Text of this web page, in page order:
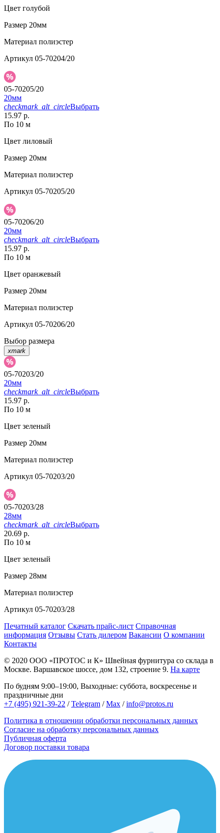
Цвет голубой
Размер 20мм
Материал полиэстер
Артикул 05-70204/20
05-70205/20
20мм
checkmark_alt_circleВыбрать
15.97 р.
По 10 м
Цвет лиловый
Размер 20мм
Материал полиэстер
Артикул 05-70205/20
05-70206/20
20мм
checkmark_alt_circleВыбрать
15.97 р.
По 10 м
Цвет оранжевый
Размер 20мм
Материал полиэстер
Артикул 05-70206/20
Выбор размера
xmark
05-70203/20
20мм
checkmark_alt_circleВыбрать
15.97 р.
По 10 м
Цвет зеленый
Размер 20мм
Материал полиэстер
Артикул 05-70203/20
05-70203/28
28мм
checkmark_alt_circleВыбрать
20.69 р.
По 10 м
Цвет зеленый
Размер 28мм
Материал полиэстер
Артикул 05-70203/28
Печатный каталог Скачать прайс-лист Справочная
информация Отзывы Стать дилером Вакансии О компании
Контакты
© 2020 ООО «ПРОТОС и К» Швейная фурнитура со склада в
Москве. Варшавское шоссе, дом 132, строение 9. На карте
По будням 9:00–19:00, Выходные: суббота, воскресенье и
праздничные дни
+7 (495) 921-39-22 /Telegram /Max /info@protos.ru
Политика в отношении обработки персональных данных
Согласие на обработку персональных данных
Публичная оферта
Договор поставки товара